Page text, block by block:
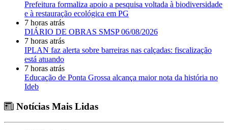
Prefeitura formaliza apoio a pesquisa voltada à biodiversidade
e à restauração ecológica em PG
7 horas atrás
DIÁRIO DE OBRAS SMSP 06/08/2026
7 horas atrás
IPLAN faz alerta sobre barreiras nas calçadas: fiscalização
está atuando
7 horas atrás
Educação de Ponta Grossa alcança maior nota da história no
Ideb
Notícias Mais Lidas